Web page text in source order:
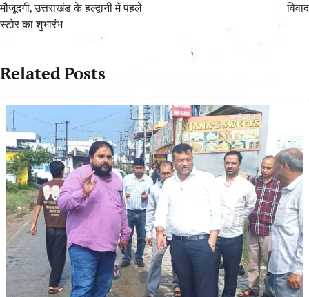
मौजूदगी, उत्तराखंड के हल्द्वानी में पहले
स्टोर का शुभारंभ
विवाद
Related Posts